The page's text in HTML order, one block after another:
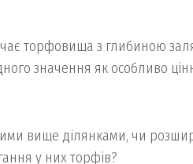
торфовища з глибиною
значення як особливо
вище ділянками, чи
у них торфів?